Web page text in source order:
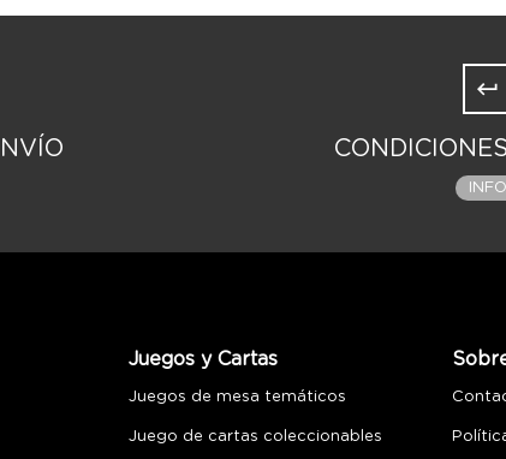
INFO
Juegos y Cartas
Juegos de mesa temáticos
Juego de cartas coleccionables